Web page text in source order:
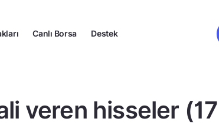
Canlı Borsa Destek
veren hisseler (17